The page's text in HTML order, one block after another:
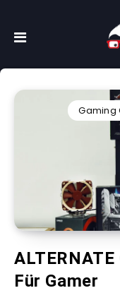
Gaming
Für Gamer